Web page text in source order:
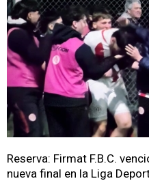
Reserva: Firmat F.B.C.
nueva final en la Liga